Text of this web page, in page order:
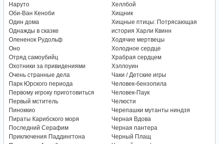
Наруто
Оби-Ван Кеноби
Один дома
Однажды в сказке
Олененок Рудольф
Оно
Отряд самоубийц
Охотники за привидениями
Очень странные дела
Парк Юрского периода
Первому игроку приготовиться
Первый мститель
Пиноккио
Пираты Карибского моря
Последний Серафим
Приключения Паддингтона
Хеллбой
Хищник
Хищные птицы: Потрясающая
история Харли Квинн
Ходячие мертвецы
Холодное сердце
Храбрая сердцем
Хэллоуин
Чаки / Детские игры
Человек-бензопила
Человек-Паук
Челюсти
Черепашки мутанты ниндзя
Черная Вдова
Черная пантера
Черный Плащ